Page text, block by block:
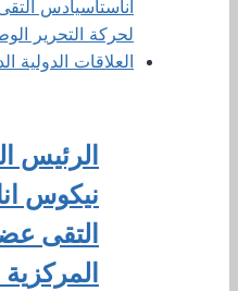
الرئيس
نيكوس
التقى